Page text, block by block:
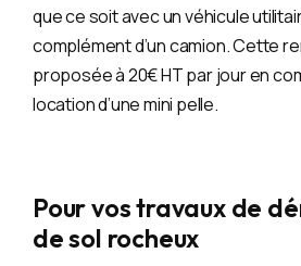
que ce soit avec un véhicule
complément d’un camion. Cette
proposée à 20€ HT par jour en
location d’une mini pelle.
Pour vos travaux de
de sol rocheux